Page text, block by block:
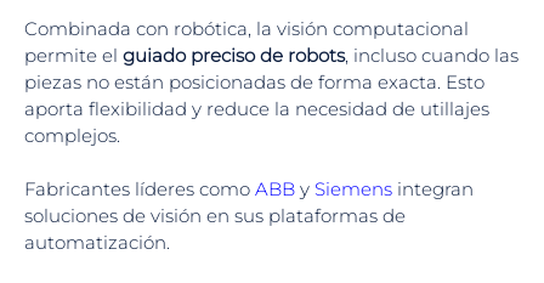
Combinada con robótica, la visión computacional
permite el guiado preciso de robots, incluso cuando las
piezas no están posicionadas de forma exacta. Esto
aporta flexibilidad y reduce la necesidad de utillajes
complejos.
Fabricantes líderes como ABB y Siemens integran
soluciones de visión en sus plataformas de
automatización.